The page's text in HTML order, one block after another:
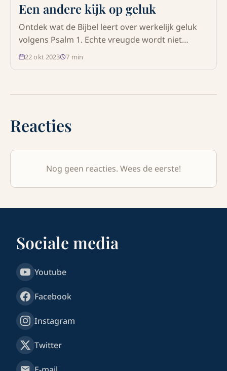
Een andere kijk op geluk
Ontdek wat de Bijbel leert over werkelijk geluk
volgens Psalm 1. Echte vreugde wordt niet
gevonden in succes of prestaties, maar in een
22 okt 2023 7 min
Reacties
Nog geen reacties. Wees de eerste!
Sociale media
Youtube
Facebook
Instagram
Twitter